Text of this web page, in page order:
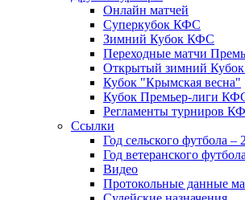
Онлайн матчей
Суперкубок КФС
Зимний Кубок КФС
Переходные матчи
Открытый зимний
Кубок "Крымская весна"
Кубок Премьер-лиги
Регламенты турниров
Ссылки
Год сельского футбола –
Год ветеранского
Видео
Протокольные данные